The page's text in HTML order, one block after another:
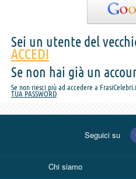
Sei un utente del
ACCEDI
Se non hai già un
Se non riesci più ad accedere a
TUA PASSWORD
Seguici su
Chi siamo